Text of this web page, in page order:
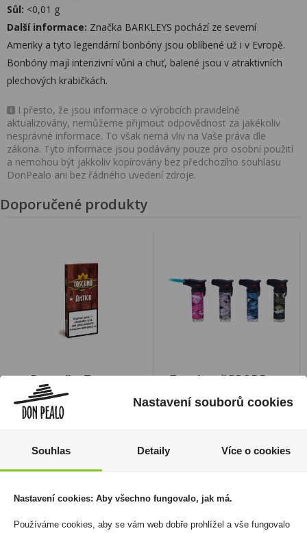
Sůl: <0,01 g
Další informace: Značka BARKLEYS pochází ze severní
Ameriky a tyto legendární bonbóny jsou oblíbené už i v Evropě.
Bonbóny mají intenzivní vůni a chuť, balené jsou v atraktivních
plechových krabičkách.
I přesto, že jsou informace o výrobcích pravidelně
aktualizovány, nemůžeme přijmout odpovědnost za jakékoliv
nesprávné informace. To však nemá vliv na Vaše práva dle
zákona. Tyto informace jsou podávány pouze pro osobní použití
a nemohou být jakkoliv kopírovány bez předchozího souhlasu
DonPealo ani bez řádného uvedení zdroje.
Doporučené produkty
Doutníky Toscano
Antico 5ks
269 Kč
Skladem:100 - 500
Zapalovač PROF Easy
Torch Camouflage
Skladem:
5 - 50 balení
Nastavení souborů cookies
Souhlas Detaily Více o cookies
Nastavení cookies: Aby všechno fungovalo, jak má.
Používáme cookies, aby se vám web dobře prohlížel a vše fungovalo